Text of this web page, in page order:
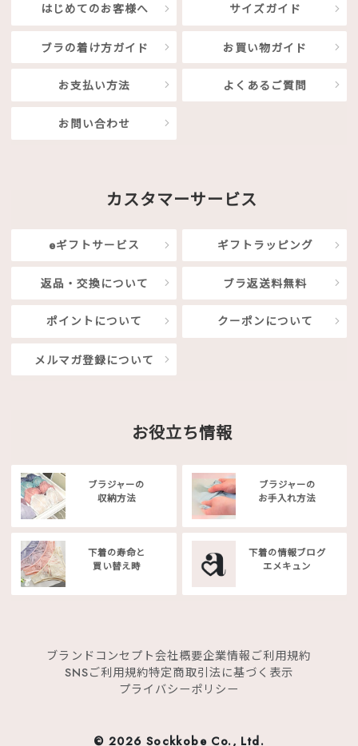
はじめてのお客様へ サイズガイド
ブラの着け方ガイド お買い物ガイド
お支払い方法 よくあるご質問
お問い合わせ
カスタマーサービス
eギフトサービス ギフトラッピング
返品・交換について ブラ返送料無料
ポイントについて クーポンについて
メルマガ登録について
お役立ち情報
ブラジャーの
収納方法
ブラジャーの
お手入れ方法
下着の寿命と
買い替え時
下着の情報ブログ
エメキュン
ブランドコンセプト会社概要企業情報 ご利用規約
SNSご利用規約特定商取引法に基づく表示
プライバシーポリシー
© 2026 Sockkobe Co., Ltd.